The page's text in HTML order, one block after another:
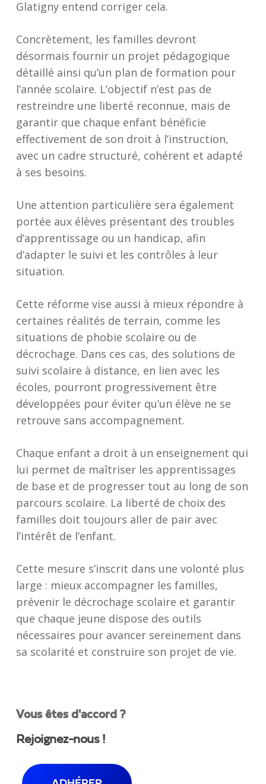
Glatigny entend corriger cela.
Concrètement, les familles devront
désormais fournir un projet pédagogique
détaillé ainsi qu’un plan de formation pour
l’année scolaire. L’objectif n’est pas de
restreindre une liberté reconnue, mais de
garantir que chaque enfant bénéficie
effectivement de son droit à l’instruction,
avec un cadre structuré, cohérent et adapté
à ses besoins.
Une attention particulière sera également
portée aux élèves présentant des troubles
d’apprentissage ou un handicap, afin
d’adapter le suivi et les contrôles à leur
situation.
Cette réforme vise aussi à mieux répondre à
certaines réalités de terrain, comme les
situations de phobie scolaire ou de
décrochage. Dans ces cas, des solutions de
suivi scolaire à distance, en lien avec les
écoles, pourront progressivement être
développées pour éviter qu’un élève ne se
retrouve sans accompagnement.
Chaque enfant a droit à un enseignement qui
lui permet de maîtriser les apprentissages
de base et de progresser tout au long de son
parcours scolaire. La liberté de choix des
familles doit toujours aller de pair avec
l’intérêt de l’enfant.
Cette mesure s’inscrit dans une volonté plus
large : mieux accompagner les familles,
prévenir le décrochage scolaire et garantir
que chaque jeune dispose des outils
nécessaires pour avancer sereinement dans
sa scolarité et construire son projet de vie.
Vous êtes d'accord ?
Rejoignez-nous !